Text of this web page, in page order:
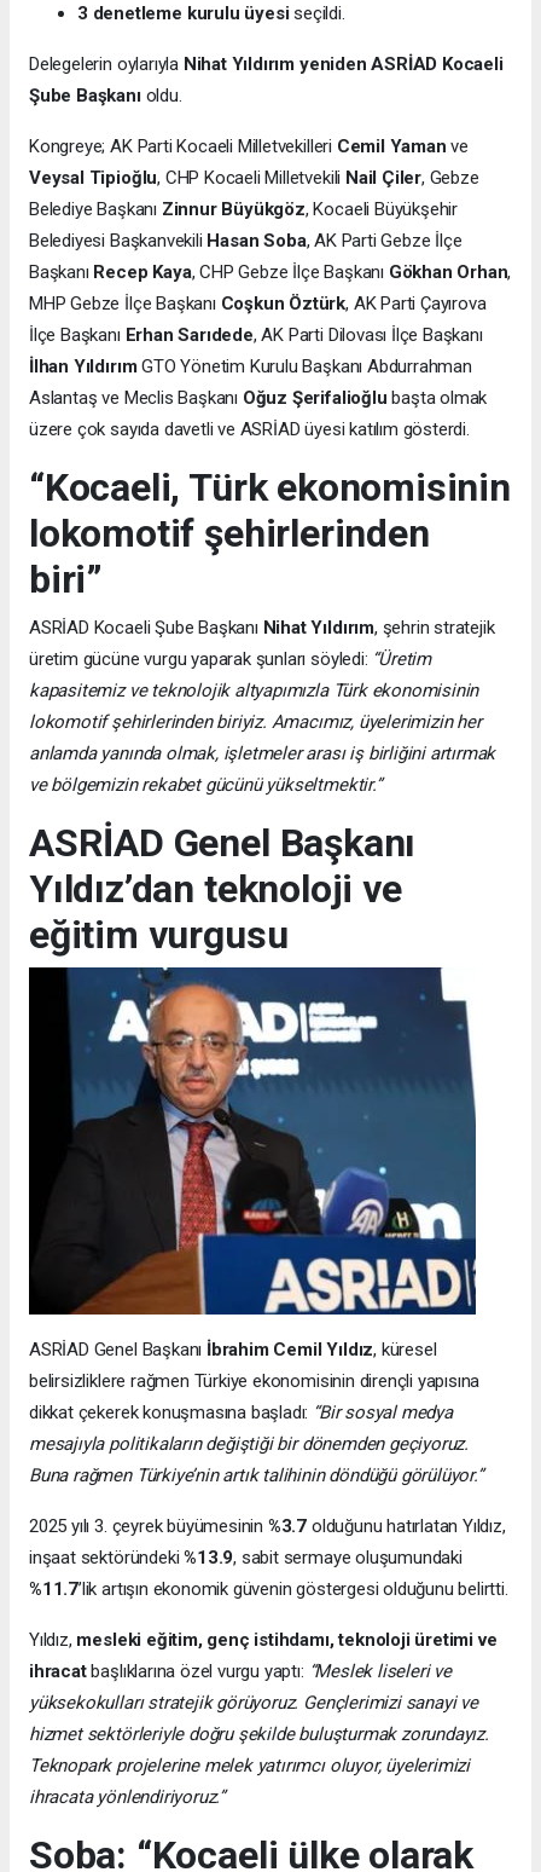
3 denetleme kurulu üyesiseçildi.
Delegelerin oylarıyla Nihat Yıldırım yeniden ASRİAD Kocaeli
Şube Başkanıoldu.
Kongreye; AK Parti Kocaeli Milletvekilleri Cemil Yaman ve
Veysal Tipioğlu, CHP Kocaeli Milletvekili Nail Çiler, Gebze
Belediye Başkanı Zinnur Büyükgöz, Kocaeli Büyükşehir
Belediyesi Başkanvekili Hasan Soba, AK Parti Gebze İlçe
Başkanı Recep Kaya, CHP Gebze İlçe Başkanı Gökhan Orhan,
MHP Gebze İlçe Başkanı Coşkun Öztürk, AK Parti Çayırova
İlçe Başkanı Erhan Sarıdede, AK Parti Dilovası İlçe Başkanı
İlhan YıldırımGTO Yönetim Kurulu Başkanı Abdurrahman
Aslantaş ve Meclis Başkanı Oğuz Şerifalioğlu başta olmak
üzere çok sayıda davetli ve ASRİAD üyesi katılım gösterdi.
“Kocaeli, Türk ekonomisinin
lokomotif şehirlerinden
biri”
ASRİAD Kocaeli Şube Başkanı Nihat Yıldırım, şehrin stratejik
üretim gücüne vurgu yaparak şunları söyledi: “Üretim
kapasitemiz ve teknolojik altyapımızla Türk ekonomisinin
lokomotif şehirlerinden biriyiz. Amacımız, üyelerimizin her
anlamda yanında olmak, işletmeler arası iş birliğini artırmak
ve bölgemizin rekabet gücünü yükseltmektir.”
ASRİAD Genel Başkanı
Yıldız’dan teknoloji ve
eğitim vurgusu
ASRİAD Genel Başkanı İbrahim Cemil Yıldız, küresel
belirsizliklere rağmen Türkiye ekonomisinin dirençli yapısına
dikkat çekerek konuşmasına başladı: “Bir sosyal medya
mesajıyla politikaların değiştiği bir dönemden geçiyoruz.
Buna rağmen Türkiye’nin artık talihinin döndüğü görülüyor.”
2025 yılı 3. çeyrek büyümesinin %3.7 olduğunu hatırlatan Yıldız,
inşaat sektöründeki%13.9, sabit sermaye oluşumundaki
%11.7’lik artışın ekonomik güvenin göstergesi olduğunu belirtti.
Yıldız, mesleki eğitim, genç istihdamı, teknoloji üretimi ve
ihracatbaşlıklarına özel vurgu yaptı: “Meslek liseleri ve
yüksekokulları stratejik görüyoruz. Gençlerimizi sanayi ve
hizmet sektörleriyle doğru şekilde buluşturmak zorundayız.
Teknopark projelerine melek yatırımcı oluyor, üyelerimizi
ihracata yönlendiriyoruz.”
Soba: “Kocaeli ülke olarak